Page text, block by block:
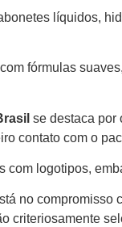
líquidos,
fórmulas
se destaca por
contato com o
com logotipos,
no
criteriosamente